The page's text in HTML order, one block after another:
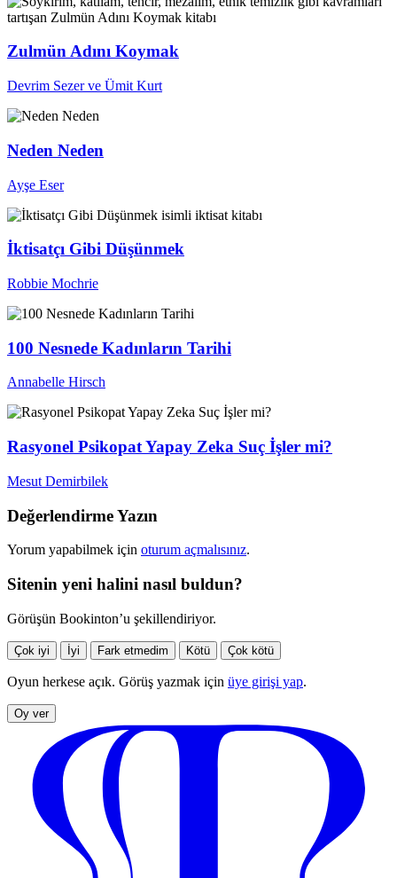
Zulmün Adını Koymak
Devrim Sezer ve Ümit Kurt
Neden Neden
Ayşe Eser
İktisatçı Gibi Düşünmek
Robbie Mochrie
100 Nesnede Kadınların Tarihi
Annabelle Hirsch
Rasyonel Psikopat Yapay Zeka Suç İşler mi?
Mesut Demirbilek
Değerlendirme Yazın
Yorum yapabilmek için oturum açmalısınız.
Sitenin yeni halini nasıl buldun?
Görüşün Bookinton’u şekillendiriyor.
Çok iyi İyi Fark etmedim Kötü Çok kötü
Oyun herkese açık. Görüş yazmak için üye girişi yap.
Oy ver